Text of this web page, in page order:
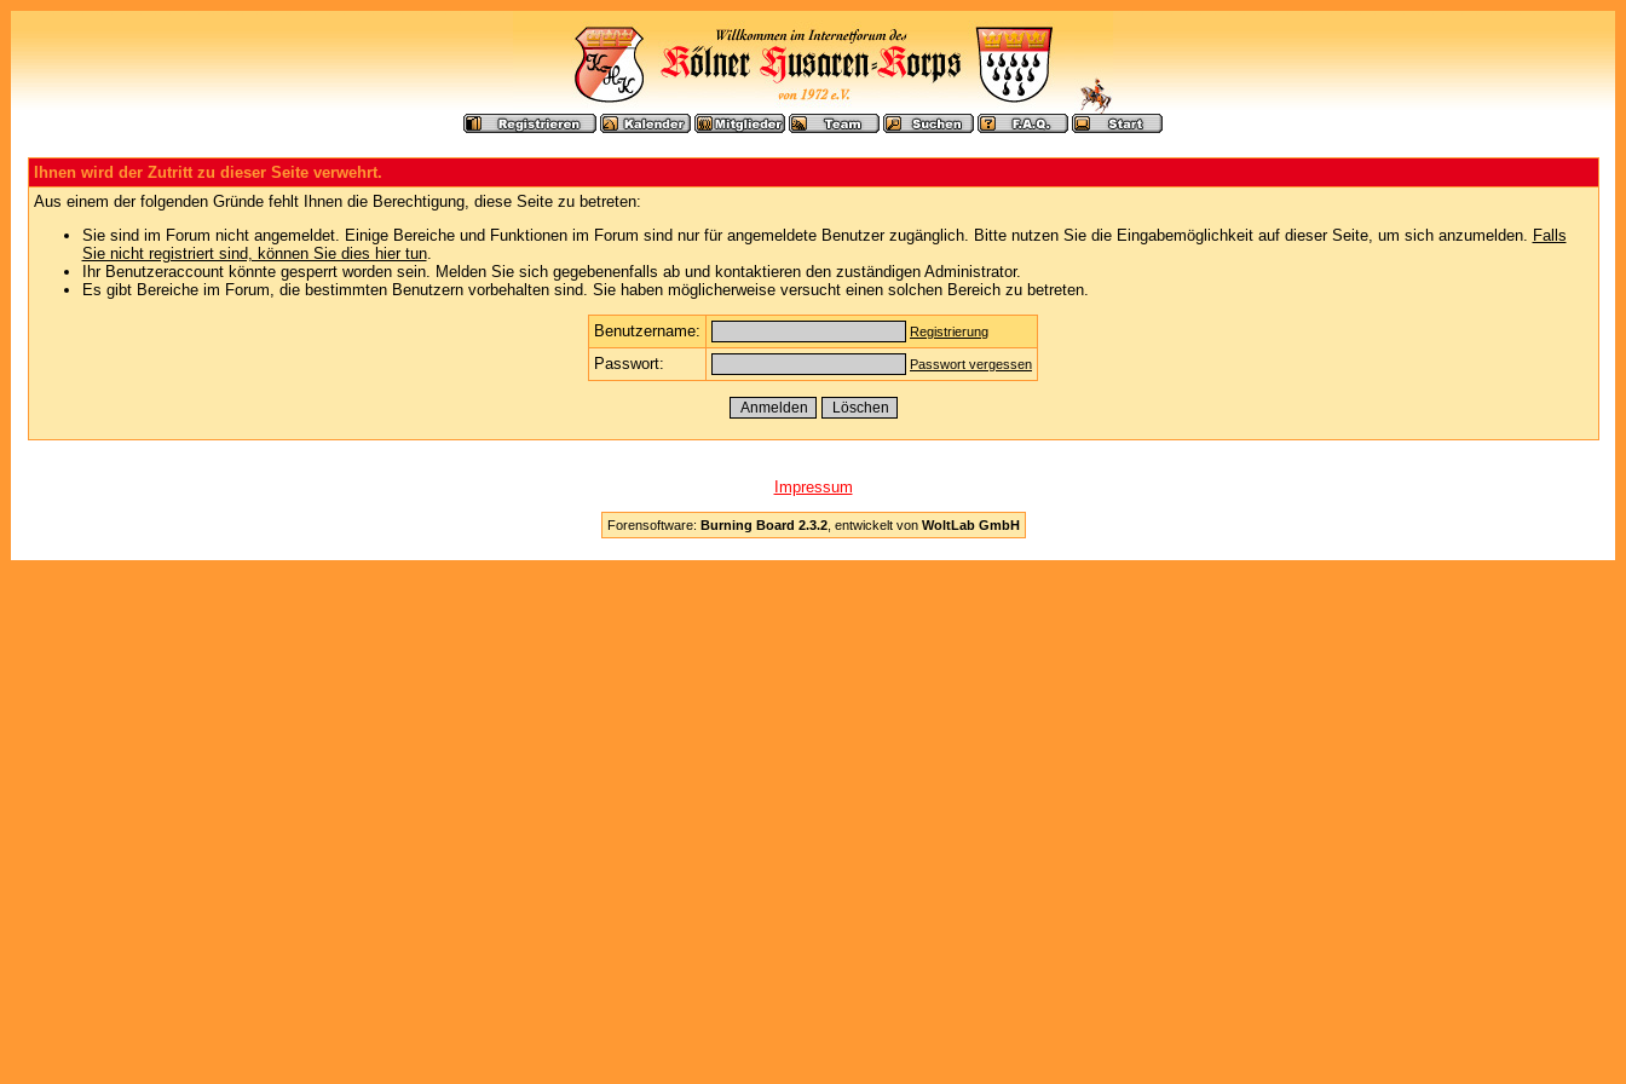
Ihnen wird der Zutritt zu dieser Seite verwehrt.
Aus einem der folgenden Gründe fehlt Ihnen die Berechtigung, diese Seite zu betreten:
Sie sind im Forum nicht angemeldet. Einige Bereiche und Funktionen im Forum sind nur für angemeldete Benutzer zugänglich. Bitte nutzen Sie die Eingabemöglichkeit auf dieser Seite, um sich anzumelden. Falls
Sie nicht registriert sind, können Sie dies hier tun.
Ihr Benutzeraccount könnte gesperrt worden sein. Melden Sie sich gegebenenfalls ab und kontaktieren den zuständigen Administrator.
Es gibt Bereiche im Forum, die bestimmten Benutzern vorbehalten sind. Sie haben möglicherweise versucht einen solchen Bereich zu betreten.
Benutzername: Registrierung
Passwort: Passwort vergessen
Impressum
Forensoftware: Burning Board 2.3.2, entwickelt von WoltLab GmbH